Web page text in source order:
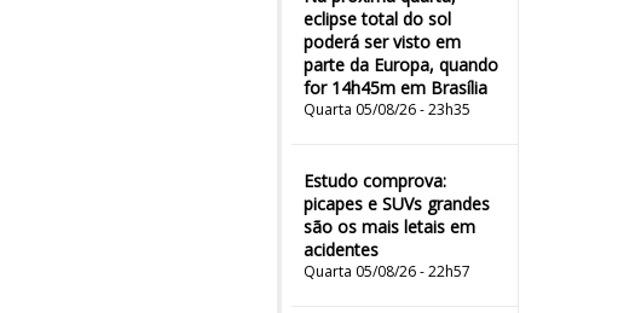
eclipse total do sol
poderá ser visto em
parte da Europa, quando
for 14h45m em Brasília
Quarta 05/08/26 - 23h35
Estudo comprova:
picapes e SUVs grandes
são os mais letais em
acidentes
Quarta 05/08/26 - 22h57